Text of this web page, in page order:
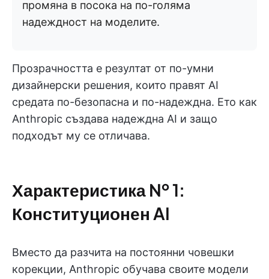
промяна в посока на по-голяма
надеждност на моделите.
Прозрачността е резултат от по-умни
дизайнерски решения, които правят AI
средата по-безопасна и по-надеждна. Ето как
Anthropic създава надеждна AI и защо
подходът му се отличава.
Характеристика № 1:
Конституционен AI
Вместо да разчита на постоянни човешки
корекции, Anthropic обучава своите модели